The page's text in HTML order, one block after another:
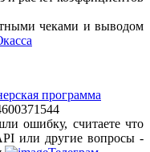
чеками и выводом
программа
ошибку, считаете что
или другие вопросы -